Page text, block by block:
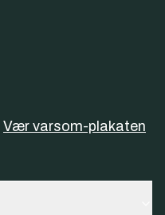
Vær varsom-plakaten